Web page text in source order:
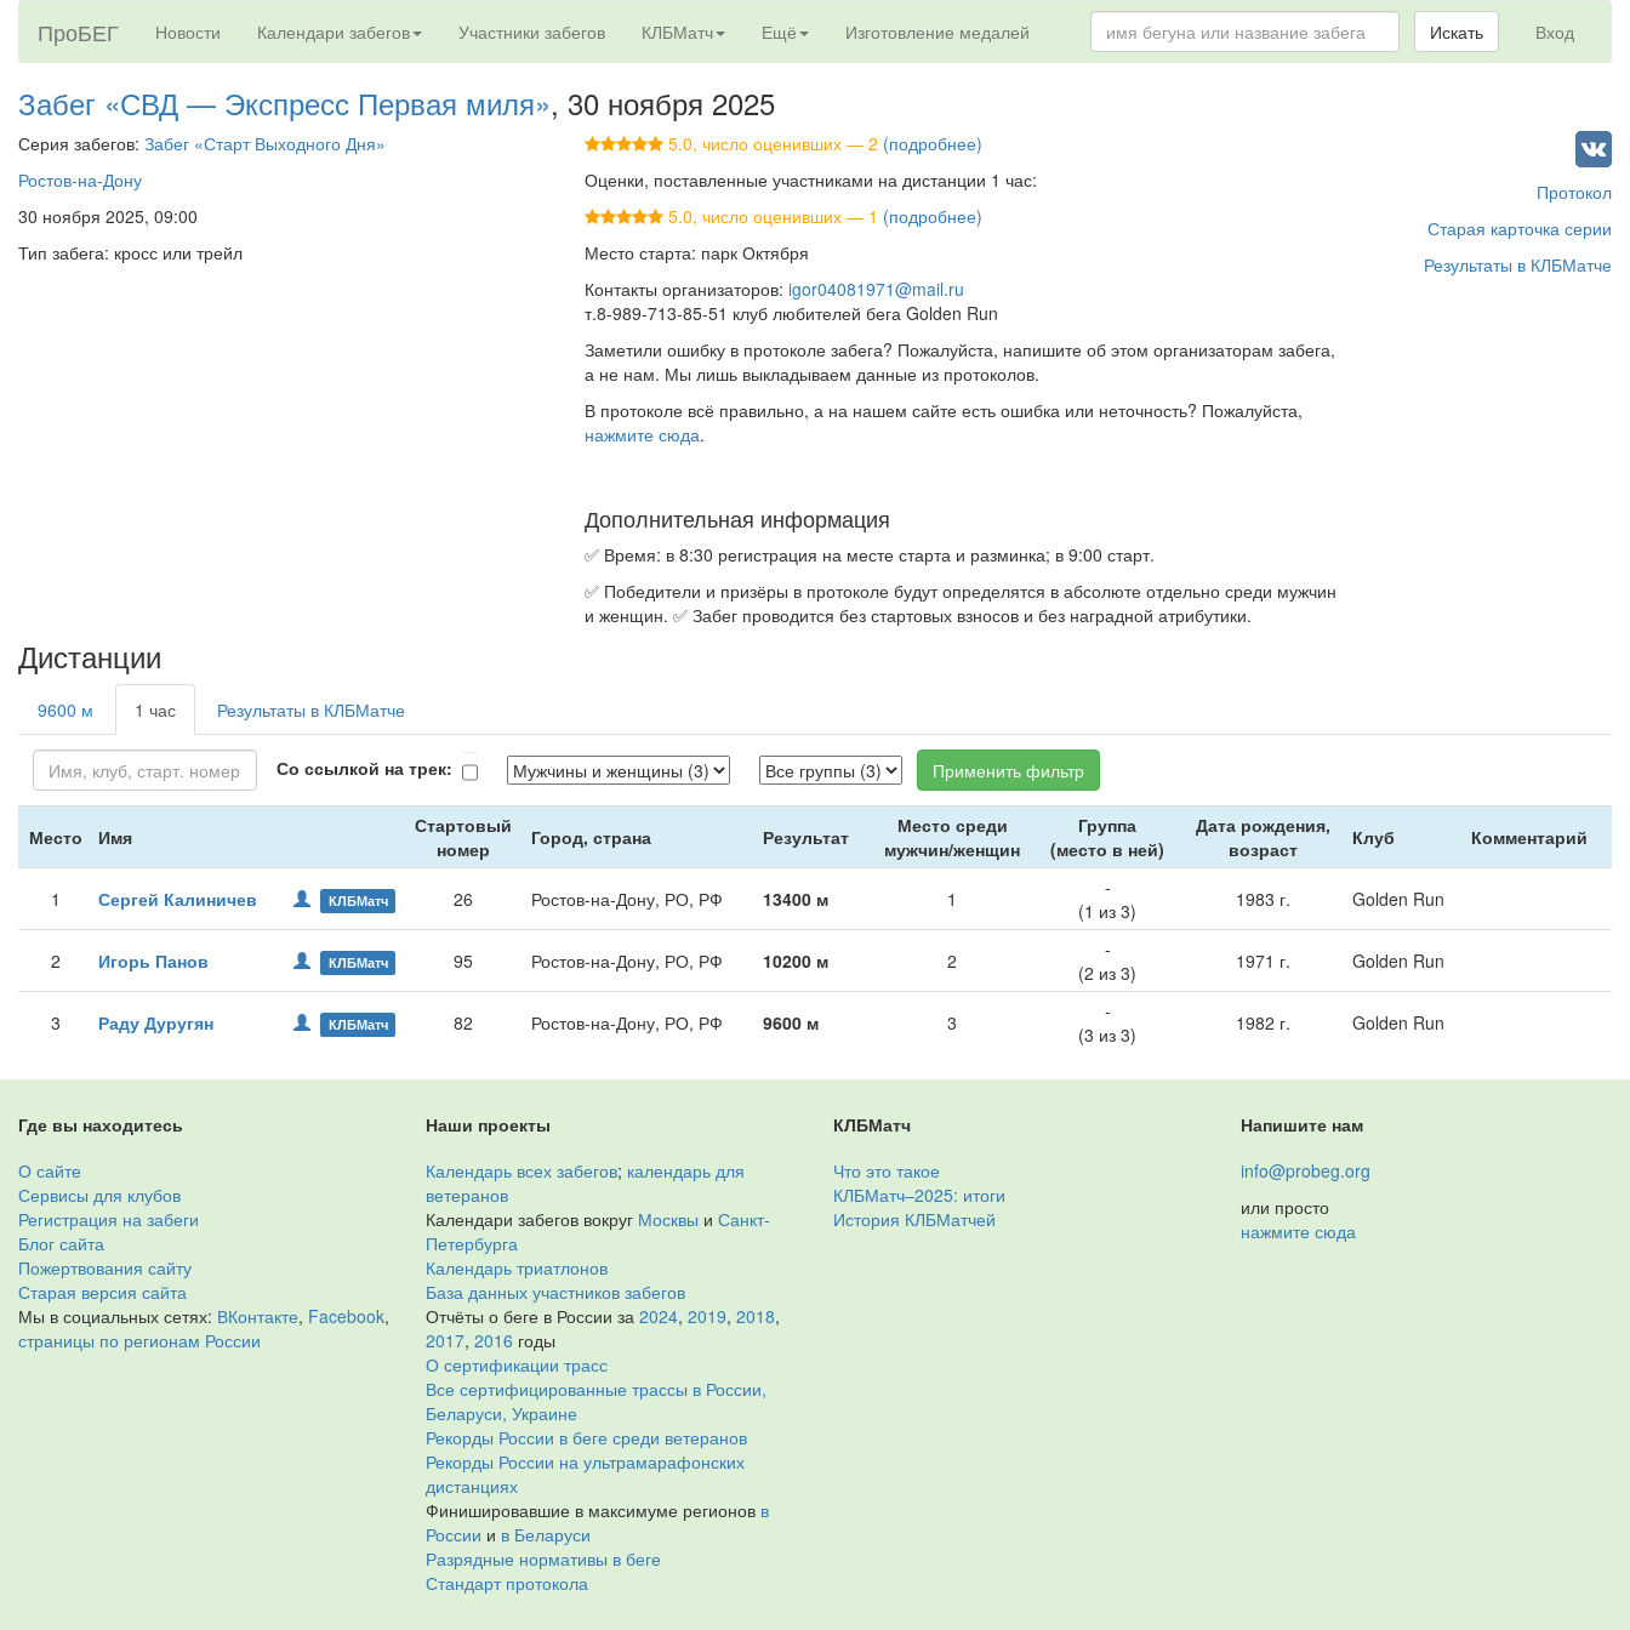
ПроБЕГ Новости Календари забегов Участники забегов КЛБМатч Ещё Изготовление медалей Вход
Искать
Забег «СВД — Экспресс Первая миля», 30 ноября 2025
Серия забегов: Забег «Старт Выходного Дня»
Ростов-на-Дону
30 ноября 2025, 09:00
Тип забега: кросс или трейл
5.0, число оценивших — 2 (подробнее)
Оценки, поставленные участниками на дистанции 1 час:
5.0, число оценивших — 1 (подробнее)
Место старта: парк Октября
Контакты организаторов: igor04081971@mail.ru
т.8-989-713-85-51 клуб любителей бега Golden Run
Заметили ошибку в протоколе забега? Пожалуйста, напишите об этом организаторам забега,
а не нам. Мы лишь выкладываем данные из протоколов.
В протоколе всё правильно, а на нашем сайте есть ошибка или неточность? Пожалуйста,
нажмите сюда.
Дополнительная информация
✅ Время: в 8:30 регистрация на месте старта и разминка; в 9:00 старт.
✅ Победители и призёры в протоколе будут определятся в абсолюте отдельно среди мужчин
и женщин. ✅ Забег проводится без стартовых взносов и без наградной атрибутики.
Протокол
Старая карточка серии
Результаты в КЛБМатче
Дистанции
9600 м 1 час Результаты в КЛБМатче
Со ссылкой на трек: Применить фильтр
Место Имя
Стартовый
номер
Город, страна Результат
Место среди
мужчин/женщин
Группа
(место в ней)
Дата рождения,
возраст
Клуб Комментарий
1 КЛБМатч
Сергей Калиничев 26 Ростов-на-Дону, РО, РФ 13400 м 1
-
(1 из 3)
1983 г. Golden Run
2 КЛБМатч
Игорь Панов 95 Ростов-на-Дону, РО, РФ 10200 м 2
-
(2 из 3)
1971 г. Golden Run
3 КЛБМатч
Раду Дуругян 82 Ростов-на-Дону, РО, РФ 9600 м 3
-
(3 из 3)
1982 г. Golden Run
Где вы находитесь
О сайте
Сервисы для клубов
Регистрация на забеги
Блог сайта
Пожертвования сайту
Старая версия сайта
Мы в социальных сетях: ВКонтакте, Facebook,
страницы по регионам России
Наши проекты
Календарь всех забегов; календарь для
ветеранов
Календари забегов вокруг Москвы и Санкт-
Петербурга
Календарь триатлонов
База данных участников забегов
Отчёты о беге в России за 2024, 2019, 2018,
2017, 2016 годы
О сертификации трасс
Все сертифицированные трассы в России,
Беларуси, Украине
Рекорды России в беге среди ветеранов
Рекорды России на ультрамарафонских
дистанциях
Финишировавшие в максимуме регионов в
России и в Беларуси
Разрядные нормативы в беге
Стандарт протокола
КЛБМатч
Что это такое
КЛБМатч–2025: итоги
История КЛБМатчей
Напишите нам
info@probeg.org
или просто
нажмите сюда